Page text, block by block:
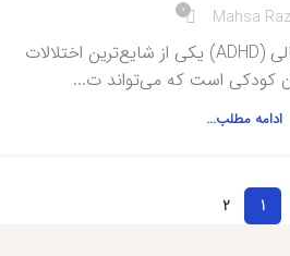
Mahsa
0
اختلال کم‌توجهی بیش‌فعالی (ADHD) یکی از شایع‌ترین اختلالات
کودکی است که می‌تواند ت...
ادامه مطلب...
1
2